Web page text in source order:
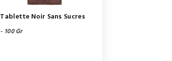
Tablette Noir Sans Sucres
- 100 Gr